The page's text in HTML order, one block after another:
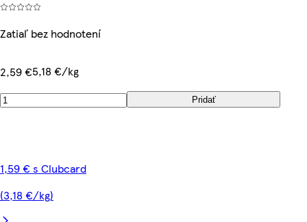
Zatiaľ bez hodnotení
2,59 €5,18 €/kg
Pridať
1,59 € s Clubcard
(3,18 €/kg)